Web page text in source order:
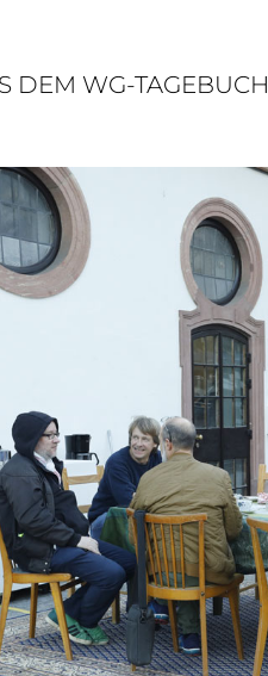
DEM WG-TAGEBUCH